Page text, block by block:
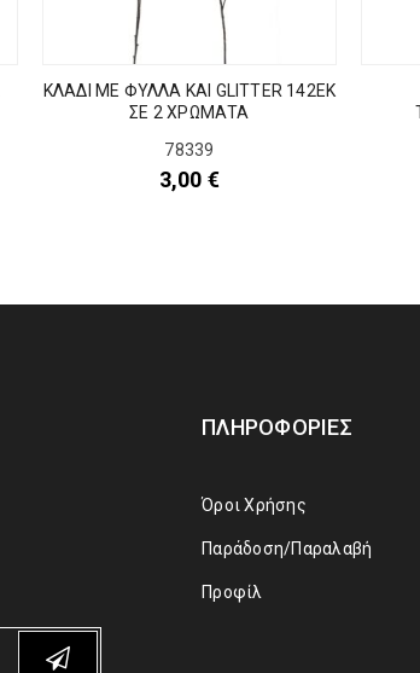
ΚΛΑΔΙ ΜΕ ΦΥΛΛΑ ΚΑΙ GLITTER 142ΕΚ
ΣΕ 2 ΧΡΩΜΑΤΑ
78339
3,00 €
ΠΛΗΡΟΦΟΡΊΕΣ
Όροι Χρήσης
Παράδοση/Παραλαβή
Προφίλ